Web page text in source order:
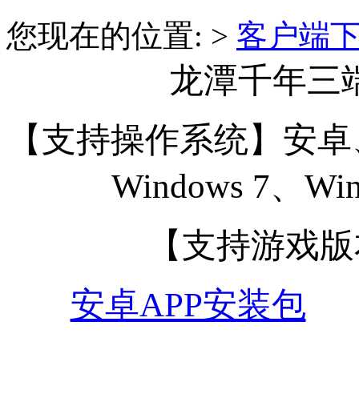
您现在的位置: > 客户端
龙潭千年三
【支持操作系统】安卓
Windows 7、
【支持游戏
安卓APP安装包